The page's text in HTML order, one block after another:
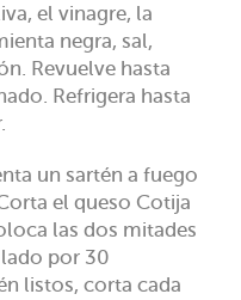
el vinagre, la
negra, sal,
Revuelve hasta
Refrigera hasta
un sartén a fuego
el queso Cotija
las dos mitades
lado por 30
listos, corta cada